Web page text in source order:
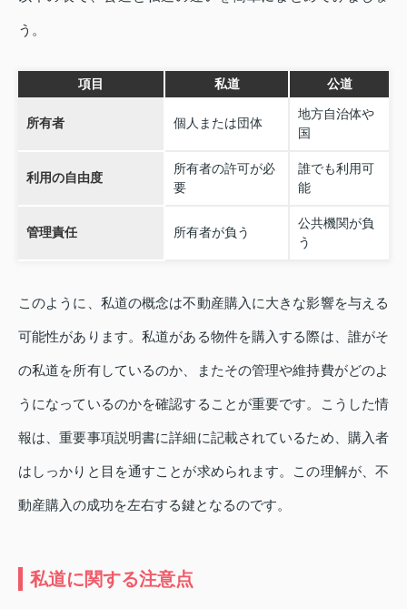
う。
項目 私道 公道
所有者 個人または団体
地方自治体や
国
利用の自由度
所有者の許可が必
要
誰でも利用可
能
管理責任 所有者が負う
公共機関が負
う
このように、私道の概念は不動産購入に大きな影響を与える
可能性があります。私道がある物件を購入する際は、誰がそ
の私道を所有しているのか、またその管理や維持費がどのよ
うになっているのかを確認することが重要です。こうした情
報は、重要事項説明書に詳細に記載されているため、購入者
はしっかりと目を通すことが求められます。この理解が、不
動産購入の成功を左右する鍵となるのです。
私道に関する注意点